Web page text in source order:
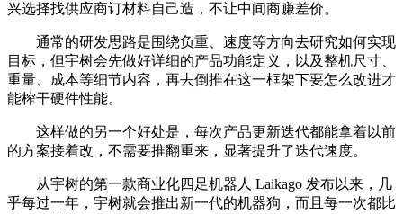
兴选择找供应商订材料自己造，不让中间商赚差价。
通常的研发思路是围绕负重、速度等方向去研究如何实现
目标，但宇树会先做好详细的产品功能定义，以及整机尺寸、
重量、成本等细节内容，再去倒推在这一框架下要怎么改进才
能榨干硬件性能。
这样做的另一个好处是，每次产品更新迭代都能拿着以前
的方案接着改，不需要推翻重来，显著提升了迭代速度。
从宇树的第一款商业化四足机器人 Laikago 发布以来，几
乎每过一年，宇树就会推出新一代的机器狗，而且每一次都比